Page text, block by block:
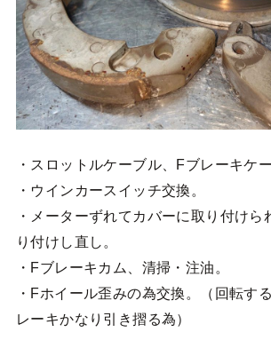
・スロットルケーブル、Fブレーキケ
・ウインカースイッチ交換。
・メーターずれてカバーに取り付けら
り付けし直し。
・Fブレーキカム、清掃・注油。
・Fホイール歪みの為交換。（回転す
レーキかなり引き摺る為）